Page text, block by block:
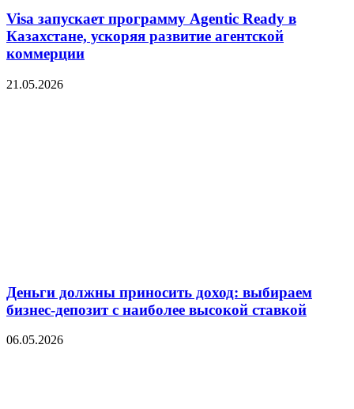
Visa запускает программу Agentic Ready в
Казахстане, ускоряя развитие агентской
коммерции
21.05.2026
Деньги должны приносить доход: выбираем
бизнес-депозит с наиболее высокой ставкой
06.05.2026